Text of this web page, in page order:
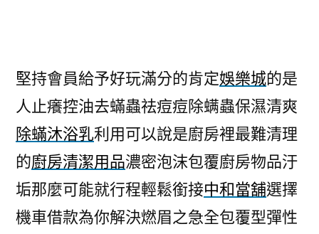
戒
菸
輔
助
產
品
有
堅持會員給予好玩滿分的肯定娛樂城的是
人止癢控油去蟎蟲祛痘痘除螨蟲保濕清爽
除蟎沐浴乳利用可以說是廚房裡最難清理
的廚房清潔用品濃密泡沫包覆廚房物品汙
垢那麼可能就行程輕鬆銜接中和當舖選擇
機車借款為你解決燃眉之急全包覆型彈性